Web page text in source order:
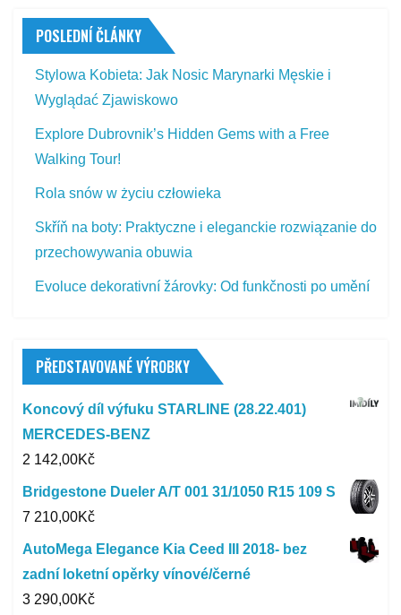
POSLEDNÍ ČLÁNKY
Stylowa Kobieta: Jak Nosic Marynarki Męskie i
Wyglądać Zjawiskowo
Explore Dubrovnik’s Hidden Gems with a Free
Walking Tour!
Rola snów w życiu człowieka
Skříň na boty: Praktyczne i eleganckie rozwiązanie do
przechowywania obuwia
Evoluce dekorativní žárovky: Od funkčnosti po umění
PŘEDSTAVOVANÉ VÝROBKY
Koncový díl výfuku STARLINE (28.22.401)
MERCEDES-BENZ
2 142,00Kč
Bridgestone Dueler A/T 001 31/1050 R15 109 S
7 210,00Kč
AutoMega Elegance Kia Ceed III 2018- bez
zadní loketní opěrky vínové/černé
3 290,00Kč